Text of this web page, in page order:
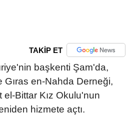
TAKİP ET
başkenti Şam'da,
Gıras en-Nahda Derneği,
Bittar Kız Okulu'nun
hizmete açtı.